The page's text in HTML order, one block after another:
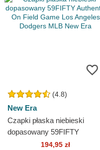
(4.8)
New Era
Czapki płaska niebieski
dopasowany 59FIFTY
Authentic On Field Game Los
194,95 zł